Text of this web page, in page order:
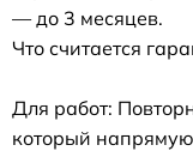
— до 3 месяцев.
Что считается
Для работ:
который